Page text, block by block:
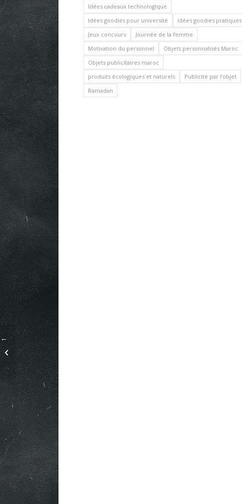
Idées cadeaux technologique
Idées goodies pour université
Idées goodies pratiques
Jeux concours
Journée de la femme
Motivation du personnel
Objets personnalisés Maroc
Objets publicitaires maroc
produits écologiques et naturels
Publicité par l’objet
Ramadan
Clé USB / bracelet en
silicone